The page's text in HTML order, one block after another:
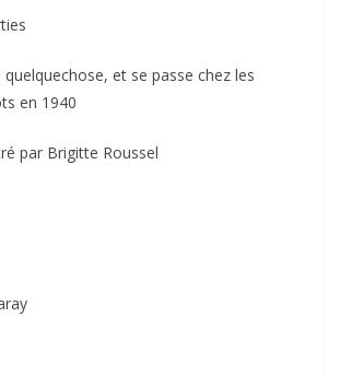
quelquechose, et se passe chez les
en 1940
par Brigitte Roussel